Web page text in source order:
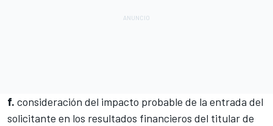
f. consideración del impacto probable de la entrada del
solicitante en los resultados financieros del titular de